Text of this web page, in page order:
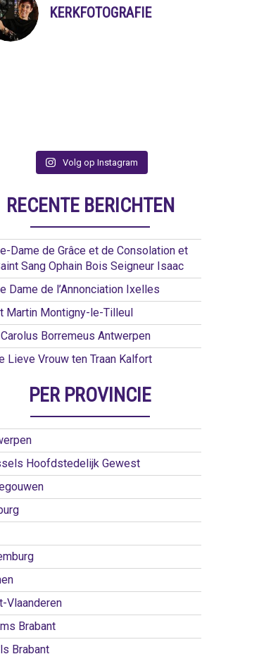
KERKFOTOGRAFIE
Volg op Instagram
RECENTE BERICHTEN
Dame de Grâce et de Consolation et
Sang Ophain Bois Seigneur Isaac
Dame de l’Annonciation Ixelles
Martin Montigny-le-Tilleul
Borremeus Antwerpen
Lieve Vrouw ten Traan Kalfort
PER PROVINCIE
Hoofdstedelijk Gewest
Vlaanderen
Brabant
Brabant